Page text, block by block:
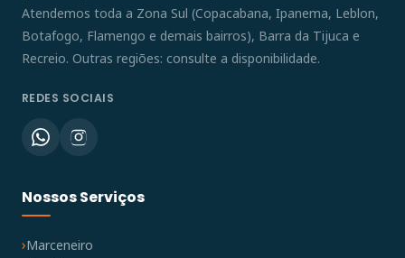
Atendemos toda a Zona Sul (Copacabana, Ipanema, Leblon,
Botafogo, Flamengo e demais bairros), Barra da Tijuca e
Recreio. Outras regiões: consulte a disponibilidade.
REDES SOCIAIS
Nossos Serviços
Marceneiro